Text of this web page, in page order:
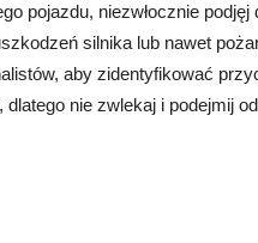
pojazdu, niezwłocznie podjęj
silnika lub nawet
aby zidentyfikować
nie zwlekaj i podejmij